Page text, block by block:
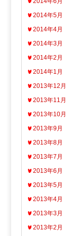
2014年5月
2014年4月
2014年3月
2014年2月
2014年1月
2013年12月
2013年11月
2013年10月
2013年9月
2013年8月
2013年7月
2013年6月
2013年5月
2013年4月
2013年3月
2013年2月